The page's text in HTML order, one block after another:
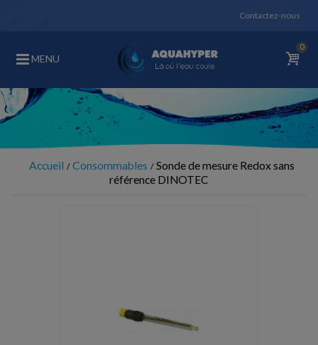
Contactez-nous
MENU
0
Accueil Consommables
Sonde de mesure Redox sans
référence DINOTEC